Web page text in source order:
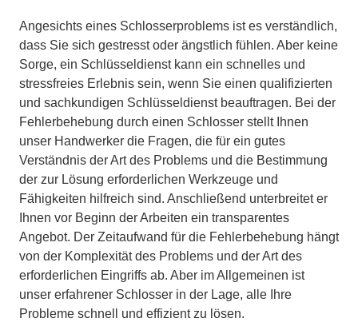
Angesichts eines Schlosserproblems ist es verständlich,
dass Sie sich gestresst oder ängstlich fühlen. Aber keine
Sorge, ein Schlüsseldienst kann ein schnelles und
stressfreies Erlebnis sein, wenn Sie einen qualifizierten
und sachkundigen Schlüsseldienst beauftragen. Bei der
Fehlerbehebung durch einen Schlosser stellt Ihnen
unser Handwerker die Fragen, die für ein gutes
Verständnis der Art des Problems und die Bestimmung
der zur Lösung erforderlichen Werkzeuge und
Fähigkeiten hilfreich sind. Anschließend unterbreitet er
Ihnen vor Beginn der Arbeiten ein transparentes
Angebot. Der Zeitaufwand für die Fehlerbehebung hängt
von der Komplexität des Problems und der Art des
erforderlichen Eingriffs ab. Aber im Allgemeinen ist
unser erfahrener Schlosser in der Lage, alle Ihre
Probleme schnell und effizient zu lösen.